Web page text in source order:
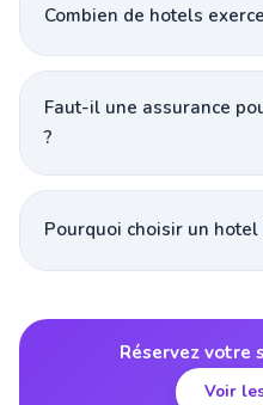
Combien de hotels
Faut-il une assurance
?
Pourquoi choisir un hotel
Réservez votre
Voir